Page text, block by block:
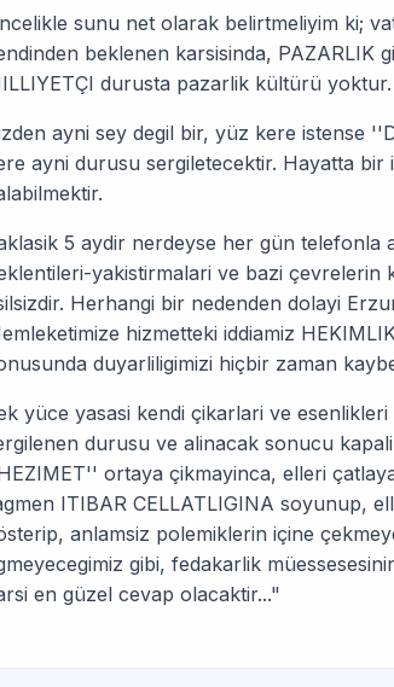
sunu net olarak belirtmeliyim ki;
beklenen karsisinda, PAZARLIK
durusta pazarlik kültürü yoktur.
ayni sey degil bir, yüz kere istense
ayni durusu sergiletecektir. Hayatta
5 aydir nerdeyse her gün
yakistirmalari ve bazi
Herhangi bir nedenden dolayi
hizmetteki iddiamiz
duyarliligimizi hiçbir zaman
yüce yasasi kendi çikarlari ve
durusu ve alinacak sonucu
ortaya çikmayinca, elleri
ITIBAR CELLATLIGINA soyunup,
anlamsiz polemiklerin içine
gibi, fedakarlik
en güzel cevap olacaktir..."